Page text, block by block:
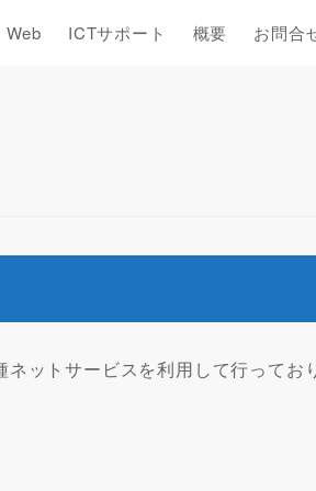
Web ICTサポート 概要 お問合
ットサービスを利用して行ってお